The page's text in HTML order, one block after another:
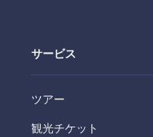
サービス
ツアー
観光チケット